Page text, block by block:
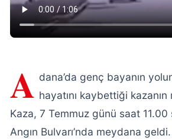
A dana’da genç bayanın
hayatını kaybettiği kazanın
Kaza, 7 Temmuz günü saat
Angın Bulvarı’nda meydana